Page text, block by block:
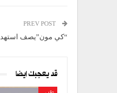
“كي مون”يصف
قد يعجبك ايضا